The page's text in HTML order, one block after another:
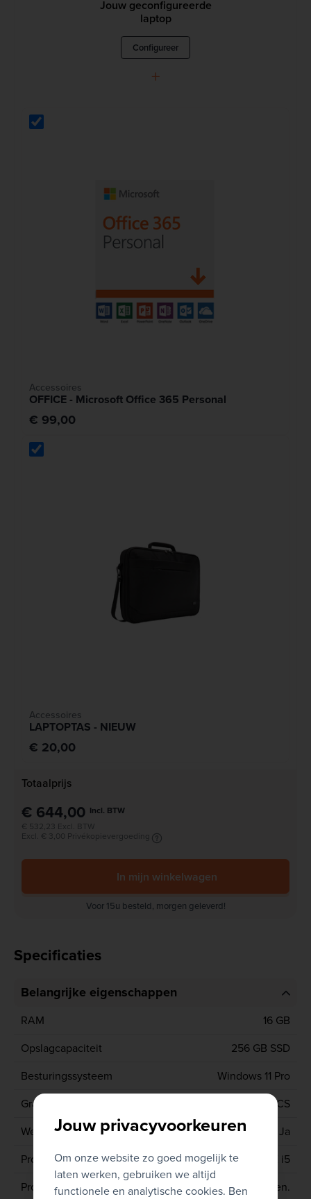
Jouw geconfigureerde
laptop
Configureer
+
Accessoires
OFFICE - Microsoft Office 365 Personal
€ 99,00
Accessoires
LAPTOPTAS - NIEUW
€ 20,00
Totaalprijs
€ 644,00 Incl. BTW
€ 532,23 Excl. BTW
Excl. € 3,00 Privékopievergoeding
In mijn winkelwagen
Voor 15u besteld, morgen geleverd!
Specificaties
Belangrijke eigenschappen
RAM
16 GB
Opslagcapaciteit
256 GB SSD
Besturingssysteem
Windows 11 Pro
Grafische kaart
INTEL IRIS XE GRAPHICS
Webcam
Ja
Processor type
CORE i5
Processor generatie
11de gen.
Jouw privacyvoorkeuren
Om onze website zo goed mogelijk te
laten werken, gebruiken we altijd
functionele en analytische cookies. Ben